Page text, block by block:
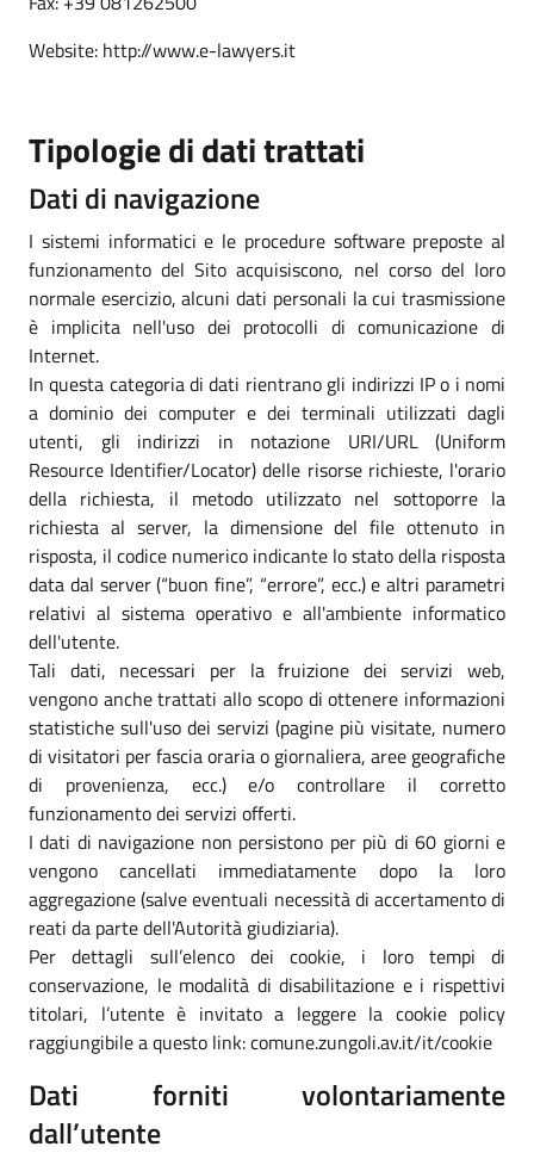
Website: http://www.e-lawyers.it
Tipologie di dati trattati
Dati di navigazione
I sistemi informatici e le procedure software preposte al
funzionamento del Sito acquisiscono, nel corso del loro
normale esercizio, alcuni dati personali la cui trasmissione
è implicita nell'uso dei protocolli di comunicazione di
Internet.
In questa categoria di dati rientrano gli indirizzi IP o i nomi
a dominio dei computer e dei terminali utilizzati dagli
utenti, gli indirizzi in notazione URI/URL (Uniform
Resource Identifier/Locator) delle risorse richieste, l'orario
della richiesta, il metodo utilizzato nel sottoporre la
richiesta al server, la dimensione del file ottenuto in
risposta, il codice numerico indicante lo stato della risposta
data dal server (“buon fine”, “errore”, ecc.) e altri parametri
relativi al sistema operativo e all'ambiente informatico
dell'utente.
Tali dati, necessari per la fruizione dei servizi web,
vengono anche trattati allo scopo di ottenere informazioni
statistiche sull'uso dei servizi (pagine più visitate, numero
di visitatori per fascia oraria o giornaliera, aree geografiche
di provenienza, ecc.) e/o controllare il corretto
funzionamento dei servizi offerti.
I dati di navigazione non persistono per più di 60 giorni e
vengono cancellati immediatamente dopo la loro
aggregazione (salve eventuali necessità di accertamento di
reati da parte dell'Autorità giudiziaria).
Per dettagli sull’elenco dei cookie, i loro tempi di
conservazione, le modalità di disabilitazione e i rispettivi
titolari, l’utente è invitato a leggere la cookie policy
raggiungibile a questo link: comune.zungoli.av.it/it/cookie
Dati forniti volontariamente
dall’utente